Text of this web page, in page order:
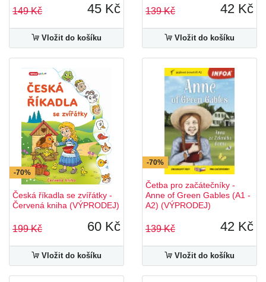
149 Kč 45 Kč
Vložit do košíku
139 Kč 42 Kč
Vložit do košíku
-70%
Česká říkadla se zvířátky -
Červená kniha (VÝPRODEJ)
199 Kč 60 Kč
Vložit do košíku
-70%
Četba pro začátečníky -
Anne of Green Gables (A1 -
A2) (VÝPRODEJ)
139 Kč 42 Kč
Vložit do košíku